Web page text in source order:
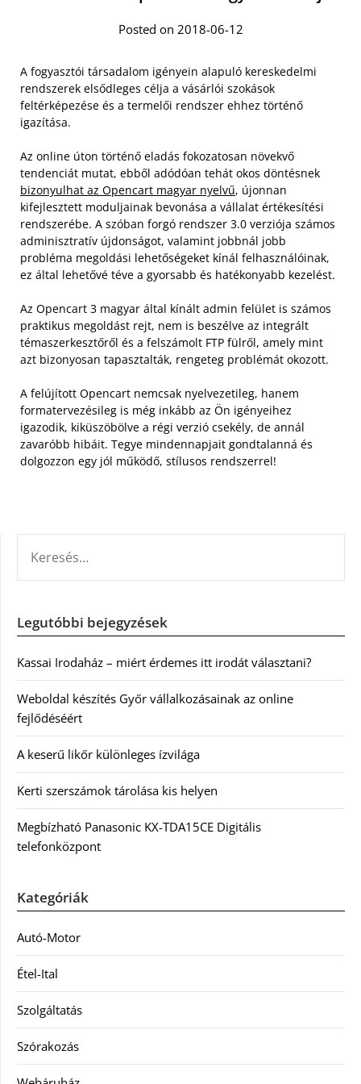
Posted on 2018-06-12
A fogyasztói társadalom igényein alapuló kereskedelmi
rendszerek elsődleges célja a vásárlói szokások
feltérképezése és a termelői rendszer ehhez történő
igazítása.
Az online úton történő eladás fokozatosan növekvő
tendenciát mutat, ebből adódóan tehát okos döntésnek
bizonyulhat az Opencart magyar nyelvű, újonnan
kifejlesztett moduljainak bevonása a vállalat értékesítési
rendszerébe. A szóban forgó rendszer 3.0 verziója számos
adminisztratív újdonságot, valamint jobbnál jobb
probléma megoldási lehetőségeket kínál felhasználóinak,
ez által lehetővé téve a gyorsabb és hatékonyabb kezelést.
Az Opencart 3 magyar által kínált admin felület is számos
praktikus megoldást rejt, nem is beszélve az integrált
témaszerkesztőről és a felszámolt FTP fülről, amely mint
azt bizonyosan tapasztalták, rengeteg problémát okozott.
A felújított Opencart nemcsak nyelvezetileg, hanem
formatervezésileg is még inkább az Ön igényeihez
igazodik, kiküszöbölve a régi verzió csekély, de annál
zavaróbb hibáit. Tegye mindennapjait gondtalanná és
dolgozzon egy jól működő, stílusos rendszerrel!
Legutóbbi bejegyzések
Kassai Irodaház – miért érdemes itt irodát választani?
Weboldal készítés Győr vállalkozásainak az online
fejlődéséért
A keserű likőr különleges ízvilága
Kerti szerszámok tárolása kis helyen
Megbízható Panasonic KX-TDA15CE Digitális
telefonközpont
Kategóriák
Autó-Motor
Étel-Ital
Szolgáltatás
Szórakozás